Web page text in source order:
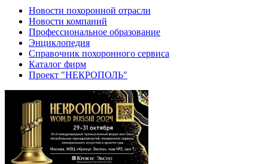
Новости похоронной отрасли
Новости компаний
Профессиональное образование
Энциклопедия
Справочник похоронного сервиса
Каталог фирм
Проект "НЕКРОПОЛЬ"